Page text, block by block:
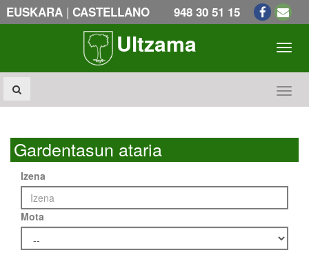
EUSKARA | CASTELLANO 948 30 51 15
Ultzama
Gardentasun ataria
Izena
Mota